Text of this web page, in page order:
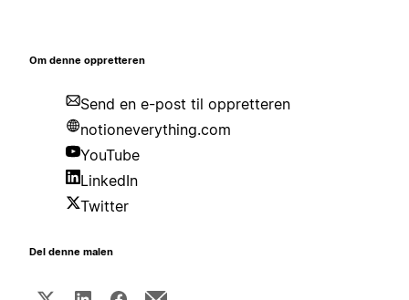
Om denne oppretteren
Send en e-post til oppretteren
notioneverything.com
YouTube
LinkedIn
Twitter
Del denne malen